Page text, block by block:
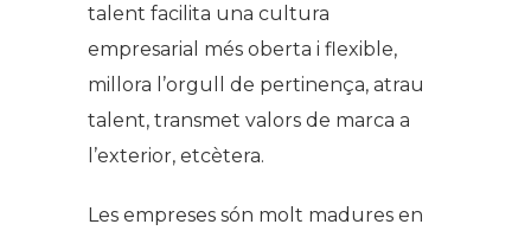
talent facilita una cultura
empresarial més oberta i flexible,
millora l’orgull de pertinença, atrau
talent, transmet valors de marca a
l’exterior, etcètera.
Les empreses són molt madures en